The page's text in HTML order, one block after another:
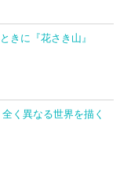
きに『花さき山』
く異なる世界を描く